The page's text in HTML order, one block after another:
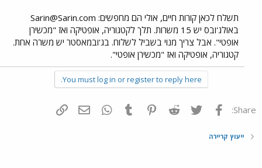
תשלח לכאן קורות חיים, אולי הם מחפשים: Sarin@Sarin.com
באולג'ובס יש 15 משרות. תלך לקטגוריה, אופטיקה ואז "מכשירן
אופטי". אבל צריך מנוי בשביל לשלוח. בג'ובמאסטר יש משרה אחת.
קטגוריה, אופטיקה ואז "מכשירן אופטי".
You must log in or register to reply here.
Share: פייסבוק Twitter
Reddit
Pinterest
Tumblr
WhatsAppדואר אלקטרוני
ייעוץ קריירה